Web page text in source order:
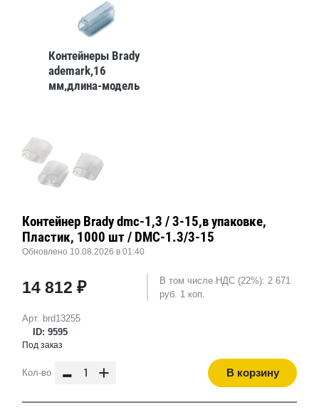
Контейнеры Brady
ademark,16
мм,длина-модель
Арт. brd13255
ID: 9595
Контейнер Brady dmc-1,3 / 3-15,в упаковке,
Пластик, 1000 шт / DMC-1.3/3-15
Обновлено 10.08.2026 в 01:40
14 812 ₽
В том числе НДС (22%): 2 671
руб. 1 коп.
Под заказ
Кол-во - + В корзину